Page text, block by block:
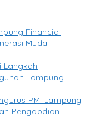
Financial
Muda
Langkah
Lampung
PMI Lampung
Pengabdian